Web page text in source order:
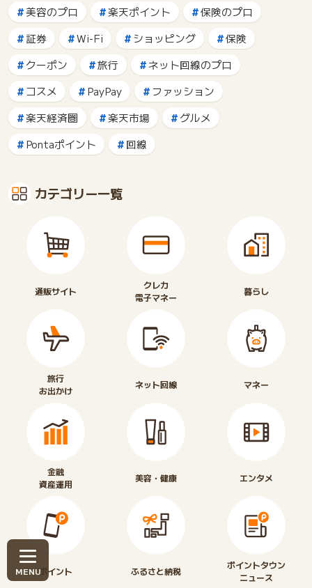
美容のプロ
楽天ポイント
保険のプロ
証券
Wi-Fi ショッピング
保険
クーポン
旅行
ネット回線のプロ
コスメ
PayPay
ファッション
楽天経済圏
楽天市場
グルメ
Pontaポイント
回線
カテゴリー一覧
通販サイト
クレカ
電子マネー
暮らし
旅行
お出かけ
ネット回線 マネー
金融
資産運用
美容・健康 エンタメ
ポイント ふるさと納税
ポイントタウン
ニュース